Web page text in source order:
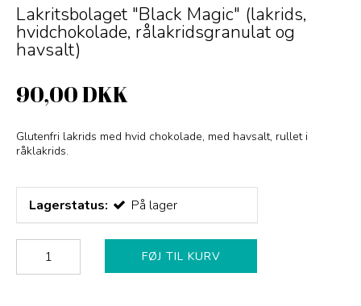
Lakritsbolaget "Black Magic" (lakrids,
hvidchokolade, rålakridsgranulat og
havsalt)
90,00 DKK
Glutenfri lakrids med hvid chokolade, med havsalt, rullet i
råklakrids.
Lagerstatus: På lager
FØJ TIL KURV